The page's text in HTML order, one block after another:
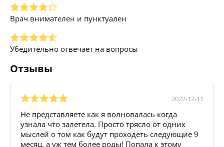
Врач внимателен и пунктуален
Убедительно отвечает на вопросы
Отзывы
2022-12-11
Не представляете как я волновалась когда
узнала что залетела. Просто трясло от одних
мыслей о том как будут проходеть следующие 9
месяц, а уж тем более роды! Попала к этому